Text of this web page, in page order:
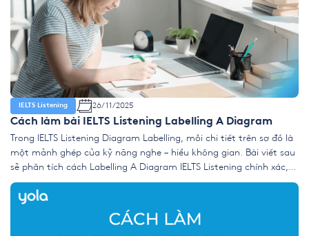
IELTS Listening 26/11/2025
Cách làm bài IELTS Listening Labelling A Diagram
Trong IELTS Listening Diagram Labelling, mỗi chi tiết trên sơ đồ là
một mảnh ghép của kỹ năng nghe – hiểu không gian. Bài viết sau
sẽ phân tích cách Labelling A Diagram IELTS Listening chính xác,
khai thác hiệu quả các yếu tố Spatial Language, Prepositions of
Place và tuân thủ Spelling Rules IELTS […]